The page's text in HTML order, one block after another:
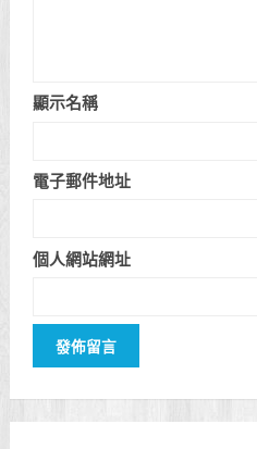
顯示名稱
電子郵件地址
個人網站網址